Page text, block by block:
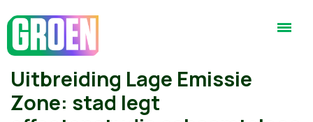
Uitbreiding Lage Emissie
Zone: stad legt